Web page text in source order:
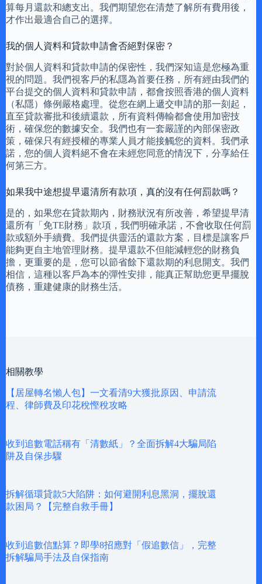
算每月還款和總支出。我們期望您在清楚了解所有費用後，
才作出最適合自己的選擇。
我的個人資料和貸款申請會否絕對保密？
對於個人資料和貸款申請的保密性，我們深知這是您極為重
視的問題。我們視客戶的私隱為首要任務，所有經由我們的
平台提交的個人資料和貸款申請，都會按照香港的個人資料
（私隱）條例嚴格處理。從您在網上遞交申請的那一刻起，
直至貸款審批和後續還款，所有資料傳輸都會使用加密技
術，確保您的數據安全。我們也有一套嚴謹的內部保密政
策，確保只有經授權的專業人員才能接觸您的資料。我們承
諾，您的個人資料絕不會在未經您同意的情況下，分享給任
何第三方。
如果我中途想提早還清所有款項，真的沒有任何罰款嗎？
是的，如果您在貸款期內，財務狀況有所改善，希望提早清
還所有「免TE財務」款項，我們明確承諾，不會收取任何罰
款或額外手續費。我們提供靈活的還款方案，目標是讓客戶
能夠更自主地管理財務。提早還款不但能減輕您的財務負
擔，更重要的是，您可以節省餘下還款期的利息開支。我們
相信，這種以客戶為本的彈性安排，能真正幫助您更早擺脫
債務，重建健康的財務生活。
相關教學
【居屋轉名懶人包】一文看清9大獲批原因、申請流
程、律師費及印花稅慳稅攻略
收到追數電話稱有「清數紙」？全面拆解4大騙局陷
阱及自保步驟
拆解循環貸款5大陷阱：如何避開利息黑洞，擺脫還
款困局？【完整自救手冊】
收到追數信點算？即學8招應對「假追數信」，完整
拆解騙局手法及自保指南